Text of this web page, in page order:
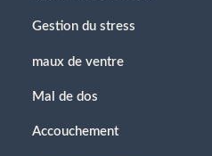
Gestion du stress
maux de ventre
Mal de dos
Accouchement